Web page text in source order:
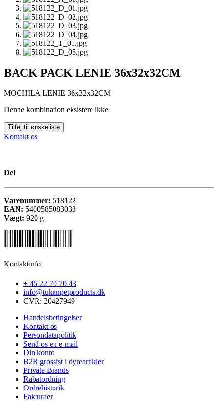
BACK PACK LENIE 36x32x32CM
MOCHILA LENIE 36x32x32CM
Denne kombination eksistere ikke.
Tilføj til ønskeliste
Kontakt os
Del
Varenummer: 518122
EAN: 5400585083033
Vægt: 920 g
Kontaktinfo
+ 45 22 70 70 43
info@tukanpetproducts.dk
CVR: 20427949
Handelsbetingelser
Kontakt os
Persondatapolitik
Send os en e-mail
Din konto
B2B grossist i dyreartikler
Private Brands
Rabatordning
Ordrehistorik
Fakturaer